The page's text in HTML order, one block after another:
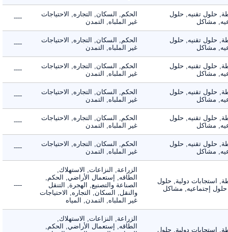
حلول تقنيه, حلول
مشاكل
الحكم, السكان, التجاره, الاحتياجات
غير الملباه, التمدن
----
حلول تقنيه, حلول
مشاكل
الحكم, السكان, التجاره, الاحتياجات
غير الملباه, التمدن
----
حلول تقنيه, حلول
مشاكل
الحكم, السكان, التجاره, الاحتياجات
غير الملباه, التمدن
----
حلول تقنيه, حلول
مشاكل
الحكم, السكان, التجاره, الاحتياجات
غير الملباه, التمدن
----
حلول تقنيه, حلول
مشاكل
الحكم, السكان, التجاره, الاحتياجات
غير الملباه, التمدن
----
حلول تقنيه, حلول
مشاكل
الحكم, السكان, التجاره, الاحتياجات
غير الملباه, التمدن
----
استجابات دولية, حلول
إجتماعيه, مشاكل
الزراعة, النزاعات, الاستهلاك,
الطاقه, إستعمال الأراضي, الحكم,
الصناعة والتصنيع, الهجرة, التنقل
والنقل, السكان, التجاره, الاحتياجات
غير الملباه, التمدن, المياه
----
استجابات دولية, حلول
الزراعة, النزاعات, الاستهلاك,
الطاقه, إستعمال الأراضي, الحكم,